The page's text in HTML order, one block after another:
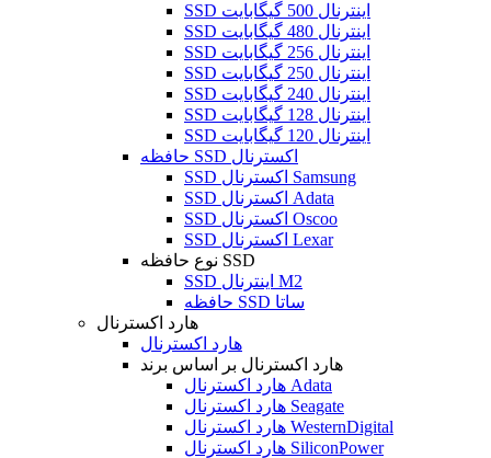
SSD اینترنال 500 گیگابایت
SSD اینترنال 480 گیگابایت
SSD اینترنال 256 گیگابایت
SSD اینترنال 250 گیگابایت
SSD اینترنال 240 گیگابایت
SSD اینترنال 128 گیگابایت
SSD اینترنال 120 گیگابایت
حافظه SSD اکسترنال
SSD اکسترنال Samsung
SSD اکسترنال Adata
SSD اکسترنال Oscoo
SSD اکسترنال Lexar
نوع حافظه SSD
SSD اینترنال M2
حافظه SSD ساتا
هارد اکسترنال
هارد اکسترنال
هارد اکسترنال بر اساس برند
هارد اکسترنال Adata
هارد اکسترنال Seagate
هارد اکسترنال WesternDigital
هارد اکسترنال SiliconPower